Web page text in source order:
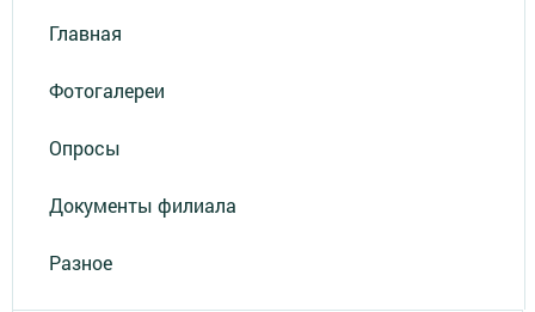
Главная
Фотогалереи
Опросы
Документы филиала
Разное